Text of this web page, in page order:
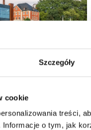
Szczegóły
cookie
treści,
o tym, jak